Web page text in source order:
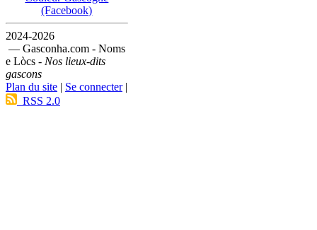
(Facebook)
2024-2026
— Gasconha.com - Noms
e Lòcs - Nos lieux-dits
gascons
Plan du site | Se connecter|
RSS 2.0